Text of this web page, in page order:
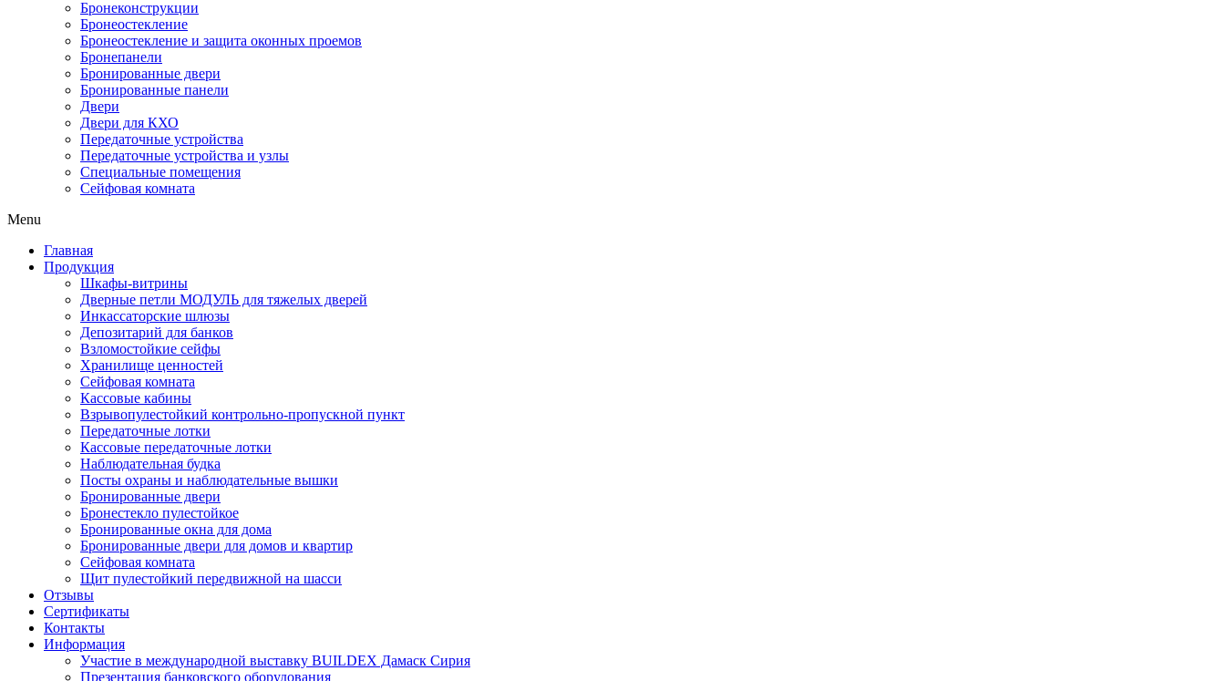
Бронеконструкции
Бронеостекление
Бронеостекление и защита оконных проемов
Бронепанели
Бронированные двери
Бронированные панели
Двери
Двери для КХО
Передаточные устройства
Передаточные устройства и узлы
Специальные помещения
Сейфовая комната
Menu
Главная
Продукция
Шкафы-витрины
Дверные петли МОДУЛЬ для тяжелых дверей
Инкассаторские шлюзы
Депозитарий для банков
Взломостойкие сейфы
Хранилище ценностей
Сейфовая комната
Кассовые кабины
Взрывопулестойкий контрольно-пропускной пункт
Передаточные лотки
Кассовые передаточные лотки
Наблюдательная будка
Посты охраны и наблюдательные вышки
Бронированные двери
Бронестекло пулестойкое
Бронированные окна для дома
Бронированные двери для домов и квартир
Сейфовая комната
Щит пулестойкий передвижной на шасси
Отзывы
Сертификаты
Контакты
Информация
Участие в международной выставку BUILDEX Дамаск Сирия
Презентация банковского оборудования